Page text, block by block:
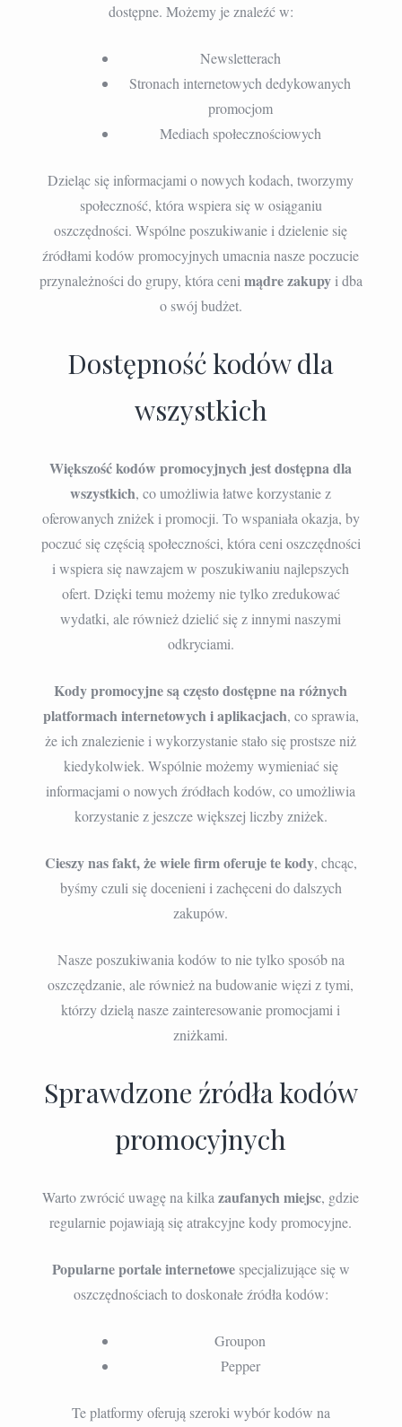
dostępne. Możemy je znaleźć w:
Newsletterach
Stronach internetowych dedykowanych
promocjom
Mediach społecznościowych
Dzieląc się informacjami o nowych kodach, tworzymy
społeczność, która wspiera się w osiąganiu
oszczędności. Wspólne poszukiwanie i dzielenie się
źródłami kodów promocyjnych umacnia nasze poczucie
przynależności do grupy, która ceni mądre zakupyi dba
o swój budżet.
Dostępność kodów dla
wszystkich
Większość kodów promocyjnych jest dostępna dla
wszystkich, co umożliwia łatwe korzystanie z
oferowanych zniżek i promocji. To wspaniała okazja, by
poczuć się częścią społeczności, która ceni oszczędności
i wspiera się nawzajem w poszukiwaniu najlepszych
ofert. Dzięki temu możemy nie tylko zredukować
wydatki, ale również dzielić się z innymi naszymi
odkryciami.
Kody promocyjne są często dostępne na różnych
platformach internetowych i aplikacjach, co sprawia,
że ich znalezienie i wykorzystanie stało się prostsze niż
kiedykolwiek. Wspólnie możemy wymieniać się
informacjami o nowych źródłach kodów, co umożliwia
korzystanie z jeszcze większej liczby zniżek.
Cieszy nas fakt, że wiele firm oferuje te kody, chcąc,
byśmy czuli się docenieni i zachęceni do dalszych
zakupów.
Nasze poszukiwania kodów to nie tylko sposób na
oszczędzanie, ale również na budowanie więzi z tymi,
którzy dzielą nasze zainteresowanie promocjami i
zniżkami.
Sprawdzone źródła kodów
promocyjnych
Warto zwrócić uwagę na kilkazaufanych miejsc, gdzie
regularnie pojawiają się atrakcyjne kody promocyjne.
Popularne portale internetowespecjalizujące się w
oszczędnościach to doskonałe źródła kodów:
Groupon
Pepper
Te platformy oferują szeroki wybór kodów na